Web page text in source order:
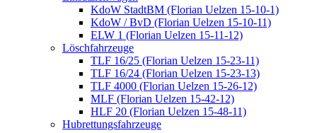
KdoW StadtBM (Florian Uelzen 15-10-1)
KdoW / BvD (Florian Uelzen 15-10-11)
ELW 1 (Florian Uelzen 15-11-12)
Löschfahrzeuge
TLF 16/25 (Florian Uelzen 15-23-11)
TLF 16/24 (Florian Uelzen 15-23-13)
TLF 4000 (Florian Uelzen 15-26-12)
MLF (Florian Uelzen 15-42-12)
HLF 20 (Florian Uelzen 15-48-11)
Hubrettungsfahrzeuge